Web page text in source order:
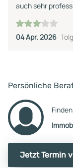
auch sehr
04 Apr. 2026
Persönliche
Jetzt Termin